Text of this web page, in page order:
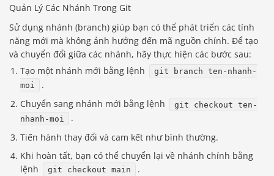
Quản Lý Các Nhánh Trong Git
Sử dụng nhánh (branch) giúp bạn có thể phát triển các tính
năng mới mà không ảnh hưởng đến mã nguồn chính. Để tạo
và chuyển đổi giữa các nhánh, hãy thực hiện các bước sau:
Tạo một nhánh mới bằng lệnh
git branch ten-nhanh-
moi
.
Chuyển sang nhánh mới bằng lệnh
git checkout ten-
nhanh-moi
.
Tiến hành thay đổi và cam kết như bình thường.
Khi hoàn tất, bạn có thể chuyển lại về nhánh chính bằng
lệnh
git checkout main .